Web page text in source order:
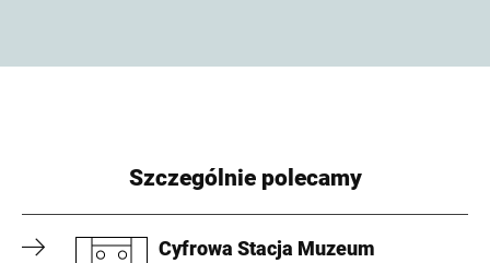
Szczególnie polecamy
Cyfrowa Stacja Muzeum